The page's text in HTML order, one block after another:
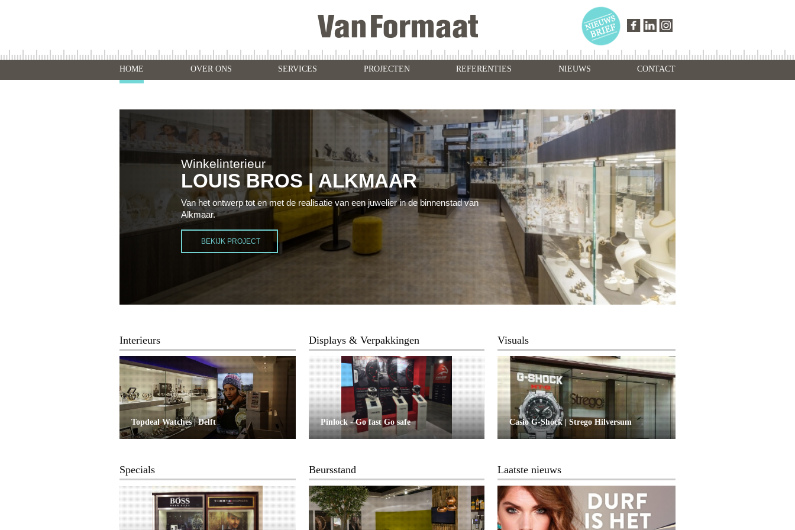
HOME OVER ONS SERVICES PROJECTEN REFERENTIES NIEUWS CONTACT
Winkelinterieur
LOUIS BROS | ALKMAAR
Van het ontwerp tot en met de realisatie van een juwelier in de binnenstad van
Alkmaar.
BEKIJK PROJECT
Interieurs
Topdeal Watches | Delft
Displays & Verpakkingen
Pinlock - Go fast Go safe
Visuals
Casio G-Shock | Strego Hilversum
Specials Beursstand Laatste nieuws